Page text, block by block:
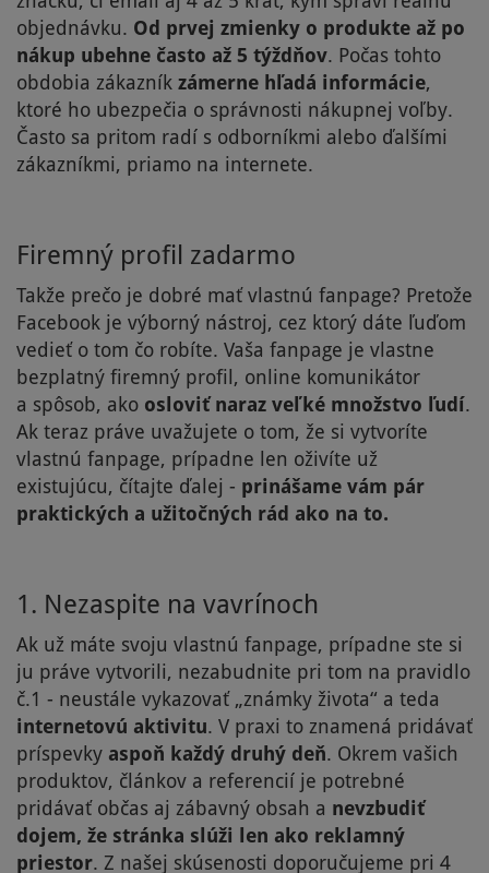
objednávku. Od prvej zmienky o produkte až po
nákup ubehne často až 5 týždňov. Počas tohto
obdobia zákazník zámerne hľadá informácie,
ktoré ho ubezpečia o správnosti nákupnej voľby.
Často sa pritom radí s odborníkmi alebo ďalšími
zákazníkmi, priamo na internete.
Firemný profil zadarmo
Takže prečo je dobré mať vlastnú fanpage? Pretože
Facebook je výborný nástroj, cez ktorý dáte ľuďom
vedieť o tom čo robíte. Vaša fanpage je vlastne
bezplatný firemný profil, online komunikátor
a spôsob, ako osloviť naraz veľké množstvo ľudí.
Ak teraz práve uvažujete o tom, že si vytvoríte
vlastnú fanpage, prípadne len oživíte už
existujúcu, čítajte ďalej - prinášame vám pár
praktických a užitočných rád ako na to.
1. Nezaspite na vavrínoch
Ak už máte svoju vlastnú fanpage, prípadne ste si
ju práve vytvorili, nezabudnite pri tom na pravidlo
č.1 - neustále vykazovať „známky života“ a teda
internetovú aktivitu. V praxi to znamená pridávať
príspevky aspoň každý druhý deň. Okrem vašich
produktov, článkov a referencií je potrebné
pridávať občas aj zábavný obsah a nevzbudiť
dojem, že stránka slúži len ako reklamný
priestor. Z našej skúsenosti doporučujeme pri 4